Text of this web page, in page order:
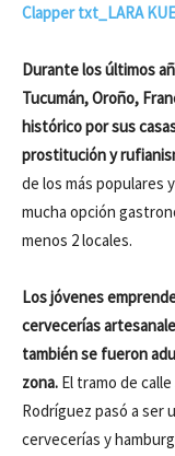
Clapper txt_LARA
Durante los últimos
Tucumán, Oroño,
histórico por sus
prostitución y
de los más populares
mucha opción
menos 2 locales.
Los jóvenes
cervecerías
también se fueron
zona. El tramo de
Rodríguez pasó a ser
cervecerías y